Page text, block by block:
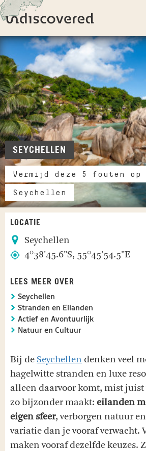
Ga naar inhoud
Undiscovered
SEYCHELLEN
Vermijd deze 5 fouten op
Seychellen
LOCATIE
Seychellen
4°38'45.6"S, 55°45'54.5"E
LEES MEER OVER
Seychellen
Stranden en Eilanden
Actief en Avontuurlijk
Natuur en Cultuur
Bij de Seychellen denken veel
hagelwitte stranden en luxe
alleen daarvoor komt, mist juist
zo bijzonder maakt: eilanden
eigen sfeer, verborgen natuur
variatie dan je vooraf verwacht.
maken vooraf dezelfde keuzes.